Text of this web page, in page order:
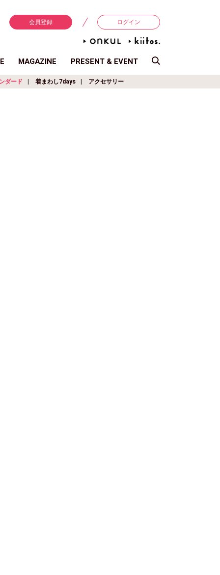
会員登録 ログイン
MAGAZINE PRESENT & EVENT
ダード 着まわし7days アクセサリー